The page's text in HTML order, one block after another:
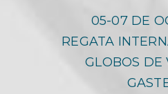
05-07 DE
REGATA
GLOBOS DE